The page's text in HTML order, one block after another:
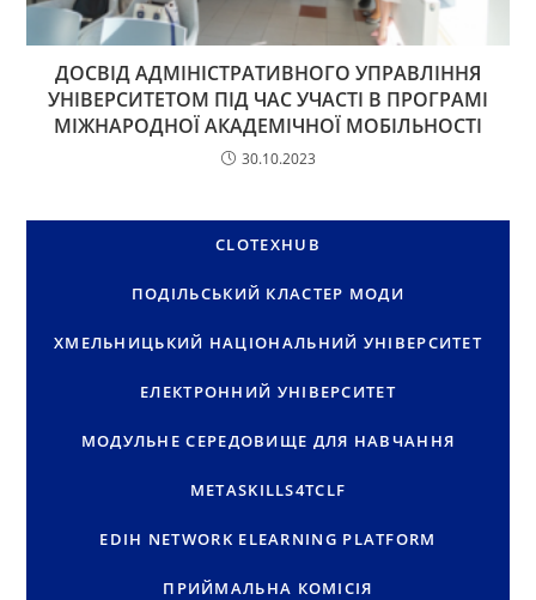
ДОСВІД АДМІНІСТРАТИВНОГО УПРАВЛІННЯ
УНІВЕРСИТЕТОМ ПІД ЧАС УЧАСТІ В ПРОГРАМІ
МІЖНАРОДНОЇ АКАДЕМІЧНОЇ МОБІЛЬНОСТІ
30.10.2023
CLOTEXHUB
ПОДІЛЬСЬКИЙ КЛАСТЕР МОДИ
ХМЕЛЬНИЦЬКИЙ НАЦІОНАЛЬНИЙ УНІВЕРСИТЕТ
ЕЛЕКТРОННИЙ УНІВЕРСИТЕТ
МОДУЛЬНЕ СЕРЕДОВИЩЕ ДЛЯ НАВЧАННЯ
METASKILLS4TCLF
EDIH NETWORK ELEARNING PLATFORM
ПРИЙМАЛЬНА КОМІСІЯ